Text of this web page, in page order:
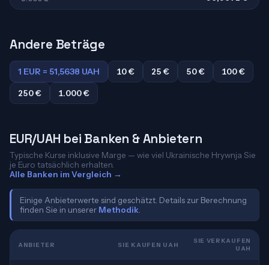
Andere Beträge
1 EUR = 51,5638 UAH 10 € 25 € 50 €
100 €
250 €
1.000 €
EUR/UAH bei Banken & Anbietern
Typische Kurse inklusive Marge — wie viel Ukrainische Hrywnja Sie
je Euro tatsächlich erhalten.
Alle Banken im Vergleich →
Einige Anbieterwerte sind geschätzt. Details zur Berechnung
finden Sie in unserer Methodik
ANBIETER SIE KAUFEN UAH
SIE VERKAUFEN
UAH